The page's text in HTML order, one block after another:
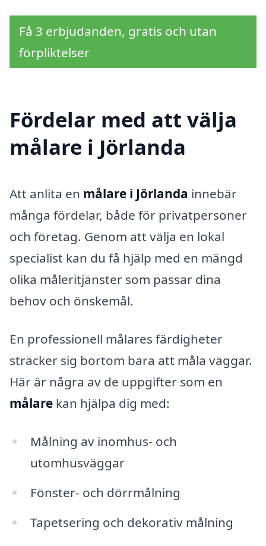
Få 3 erbjudanden, gratis och utan
förpliktelser
Fördelar med att välja
målare i Jörlanda
Att anlita en målare i Jörlanda innebär
många fördelar, både för privatpersoner
och företag. Genom att välja en lokal
specialist kan du få hjälp med en mängd
olika måleritjänster som passar dina
behov och önskemål.
En professionell målares färdigheter
sträcker sig bortom bara att måla väggar.
Här är några av de uppgifter som en
målare kan hjälpa dig med:
Målning av inomhus- och
utomhusväggar
Fönster- och dörrmålning
Tapetsering och dekorativ målning